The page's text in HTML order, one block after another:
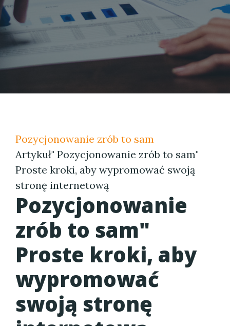
Pozycjonowanie zrób to sam
Artykuł" Pozycjonowanie zrób to sam"
Proste kroki, aby wypromować swoją
stronę internetową
Pozycjonowanie
zrób to sam"
Proste kroki, aby
wypromować
swoją stronę